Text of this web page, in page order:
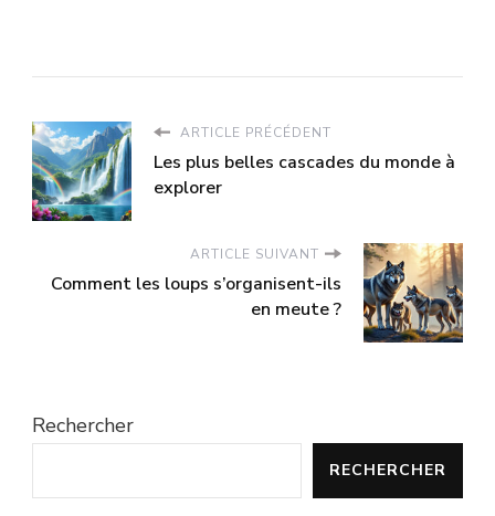
ARTICLE PRÉCÉDENT
Les plus belles cascades du monde à
explorer
ARTICLE SUIVANT
Comment les loups s’organisent-ils
en meute ?
Rechercher
RECHERCHER